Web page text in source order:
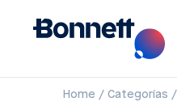
Home Categorías